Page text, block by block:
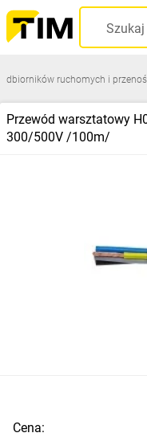
ruchomych i
Przewód warsztatowy
300/500V /100m/
Cena: